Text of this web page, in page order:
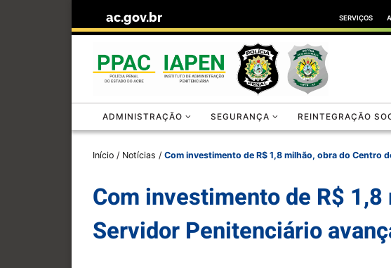
ac.gov.br SERVIÇOS
ADMINISTRAÇÃO SEGURANÇA REINTEGRAÇÃO
Início / Notícias / Com investimento de R$ 1,8 milhão, obra do Centro
Com investimento de R$
Servidor Penitenciário